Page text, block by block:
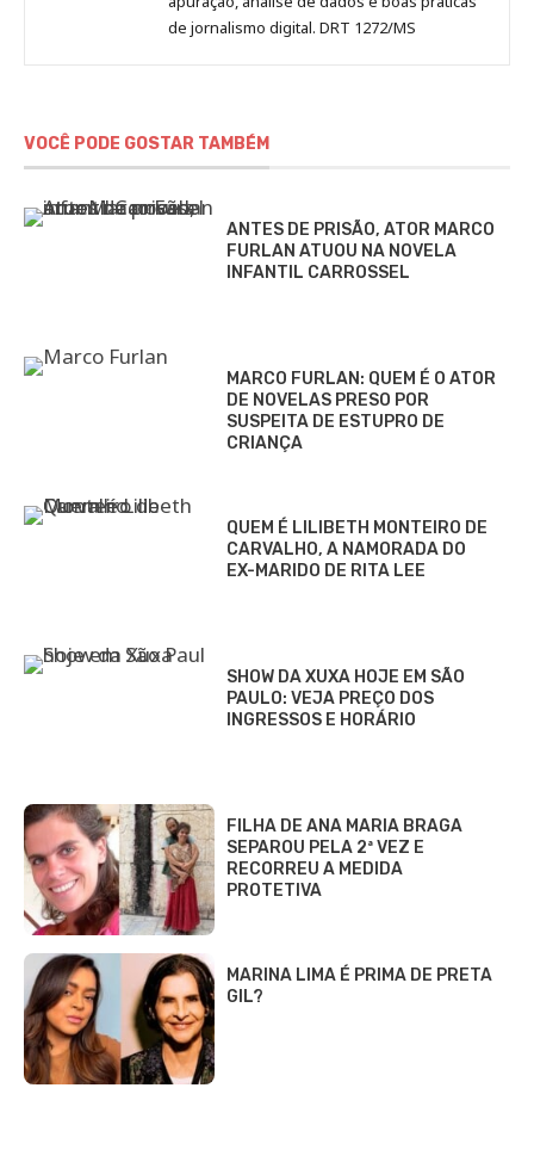
de jornalismo digital. DRT 1272/MS
VOCÊ PODE GOSTAR TAMBÉM
ANTES DE PRISÃO, ATOR MARCO
FURLAN ATUOU NA NOVELA
INFANTIL CARROSSEL
MARCO FURLAN: QUEM É O ATOR
DE NOVELAS PRESO POR
SUSPEITA DE ESTUPRO DE
CRIANÇA
QUEM É LILIBETH MONTEIRO DE
CARVALHO, A NAMORADA DO
EX-MARIDO DE RITA LEE
SHOW DA XUXA HOJE EM SÃO
PAULO: VEJA PREÇO DOS
INGRESSOS E HORÁRIO
FILHA DE ANA MARIA BRAGA
SEPAROU PELA 2ª VEZ E
RECORREU A MEDIDA
PROTETIVA
MARINA LIMA É PRIMA DE PRETA
GIL?